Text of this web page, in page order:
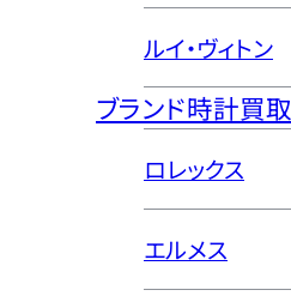
ルイ・ヴィトン
ブランド時計買取
ロレックス
エルメス